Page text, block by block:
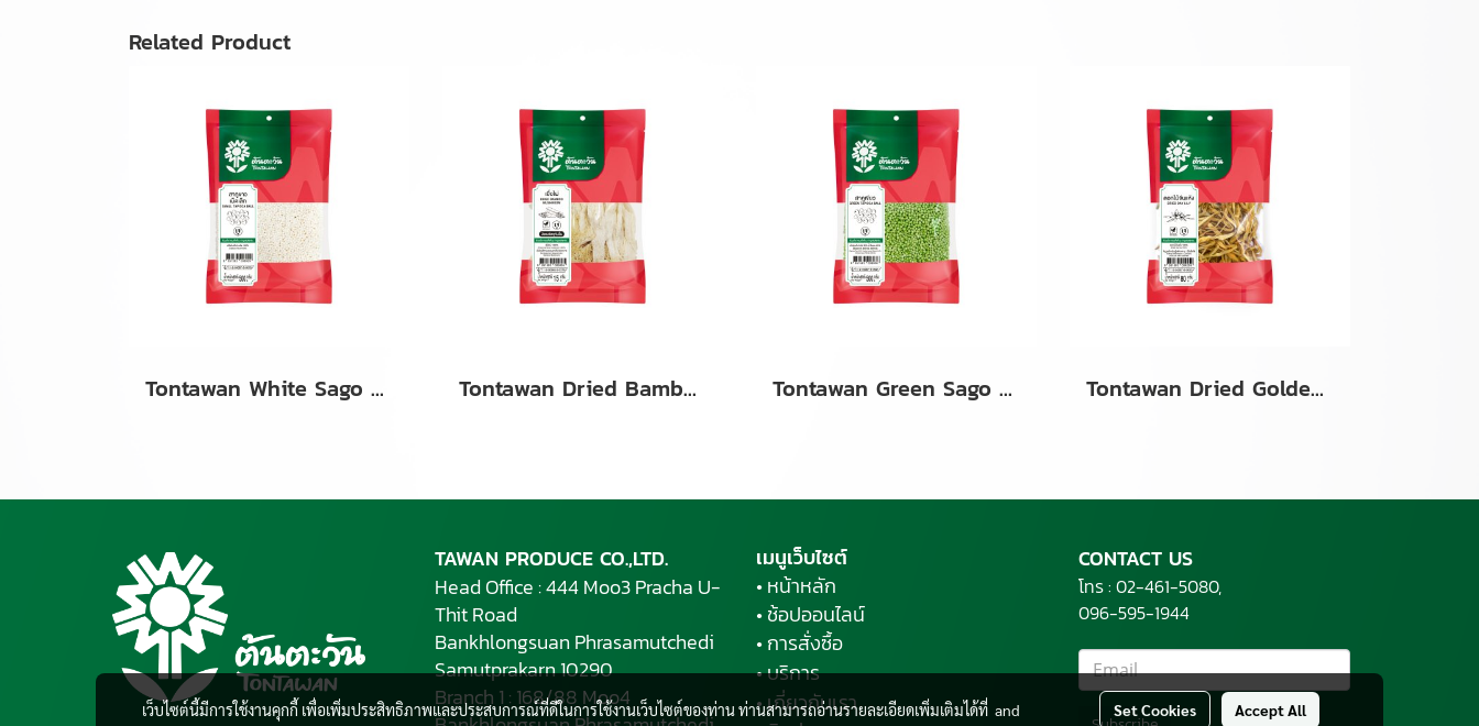
Related Product
Tontawan White Sago Pearls (Small) 500g Tontawan Dried Bamboo Fungus 15g Tontawan Green Sago Pearls (Small) 500g Tontawan Dried Golden Needles (Day Lily Buds) 80g
TAWAN PRODUCE CO.,LTD.
Head Office : 444 Moo3 Pracha U-
Thit Road
Bankhlongsuan Phrasamutchedi
Samutprakarn 10290
Branch 1 : 168/88 Moo4
เมนูเว็บไซต์
• หน้าหลัก
• ช้อปออนไลน์
• การสั่งซื้อ
• บริการ
• เกี่ยวกับเรา
CONTACT US
โทร : 02-461-5080,
096-595-1944
เว็บไซต์นี้มีการใช้งานคุกกี้ เพื่อเพิ่มประสิทธิภาพและประสบการณ์ที่ดีในการใช้งานเว็บไซต์ของท่าน ท่านสามารถอ่านรายละเอียดเพิ่มเติมได้ที่ and Set Cookies Accept All